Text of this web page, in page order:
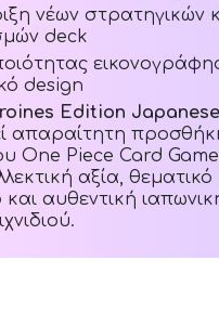
νέων στρατηγικών
deck
design
Edition
απαραίτητη
One Piece Card
αξία, θεματικό
και αυθεντική